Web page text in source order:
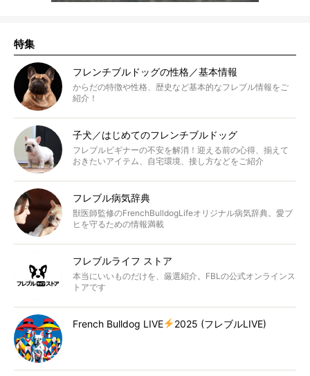
特集
フレンチブルドッグの性格／基本情報
からだの特徴や性格、歴史など基本的なフレブル情報をご
紹介！
子犬／はじめてのフレンチブルドッグ
フレブルビギナーの不安を解消！迎える前の心得、揃えて
おきたいアイテム、自宅環境、接し方などをご紹介
フレブル病気辞典
獣医師監修のFrenchBulldogLifeオリジナル病気辞典。愛ブ
ヒを守るための情報満載
フレブルライフ ストア
本当にいいものだけを、厳選紹介。FBLの公式オンラインス
トアです
French Bulldog LIVE 2025 (フレブルLIVE)